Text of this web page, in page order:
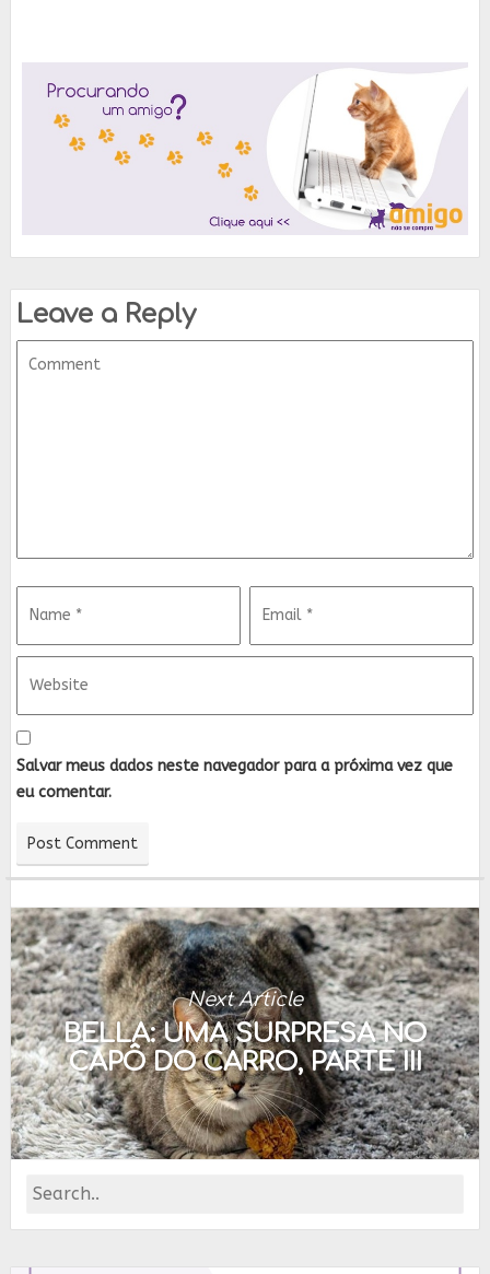
Leave a Reply
Salvar meus dados neste navegador para a próxima vez que
eu comentar.
Next Article
BELLA: UMA SURPRESA NO
CAPÔ DO CARRO, PARTE III